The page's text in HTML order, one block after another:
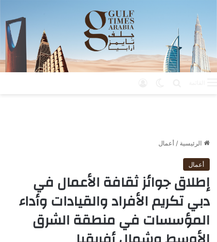
الرئيسية / أعمال
أعمال
إطلاق جوائز ثقافة الأعمال في
دبي تكريم الأفراد والقيادات وأداء
المؤسسات في منطقة الشرق